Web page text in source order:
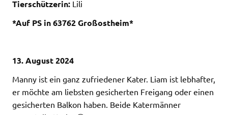
Tierschützerin: Lili
*Auf PS in 63762 Großostheim*
13. August 2024
Manny ist ein ganz zufriedener Kater. Liam ist lebhafter,
er möchte am liebsten gesicherten Freigang oder einen
gesicherten Balkon haben. Beide Katermänner